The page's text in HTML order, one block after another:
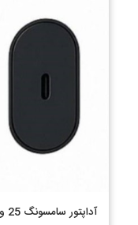
آداپتور سامسونگ 25 وات دو پین